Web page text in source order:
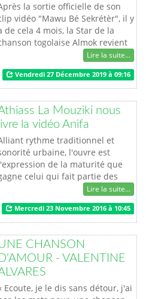
la sortie officielle de son
vidéo "Mawu Bé Sekrétèr", il y
de cela 4 mois, la Star de la
togolaise Almok revient
de nouveau avec un single
intitulé "Saka Saka". Bien avant la
sortie de ce nouveau chef
le 20 décembre dernier,
jeune maman avait déjà
sur sa page Facebook
pense toujours à ses fans
…
Lire la suite...
Vendredi 27 Décembre 2019 à 09:16
La Mouziki nous
livre la vidéo Anifa
rythme traditionnel et
urbaine, l'ouvre est
de la maturité que
celui qui fait partie des
révélations 2016 de la musique
urbaine au Togo. La vidéo "Anifa"
met en scène un jeune couple
dont les parents
à l'union. Un fait de la
africaine que souligne
à travers sa musique.
Lire la suite...
Mercredi 23 Novembre 2016 à 10:45
CHANSON
D'AMOUR - VALENTINE
Ecoute, je le dis sans détour, j'ai